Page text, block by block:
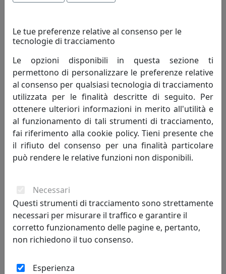
LAMPADA A SOSPENSIONE COLLEZIONE VAGUE-VINTAGE C1410
NERO
Ferroluce
692,00 €
Le tue preferenze relative al consenso per le
tecnologie di tracciamento
Le opzioni disponibili in questa sezione ti
permettono di personalizzare le preferenze relative
al consenso per qualsiasi tecnologia di tracciamento
utilizzata per le finalità descritte di seguito. Per
ottenere ulteriori informazioni in merito all'utilità e
al funzionamento di tali strumenti di tracciamento,
fai riferimento alla cookie policy. Tieni presente che
il rifiuto del consenso per una finalità particolare
può rendere le relative funzioni non disponibili.
Necessari
Questi strumenti di tracciamento sono strettamente
necessari per misurare il traffico e garantire il
corretto funzionamento delle pagine e, pertanto,
non richiedono il tuo consenso.
Esperienza